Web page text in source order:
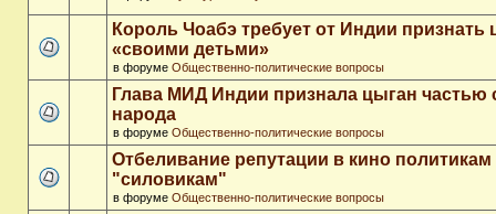
Король Чоабэ требует от Индии признать
«своими детьми»
в форуме Общественно-политические вопросы
Глава МИД Индии признала цыган частью
народа
в форуме Общественно-политические вопросы
Отбеливание репутации в кино политикам
"силовикам"
в форуме Общественно-политические вопросы